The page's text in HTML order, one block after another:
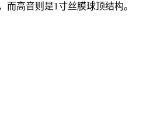
，而高音则是1寸丝膜球顶结构。